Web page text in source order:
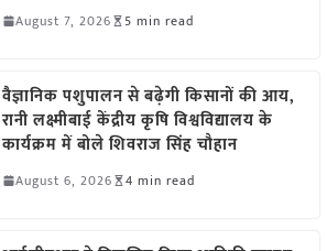
August 7, 2026 5 min read
वैज्ञानिक पशुपालन से बढ़ेगी किसानों की आय,
रानी लक्ष्मीबाई केंद्रीय कृषि विश्वविद्यालय के
कार्यक्रम में बोले शिवराज सिंह चौहान
August 6, 2026 4 min read